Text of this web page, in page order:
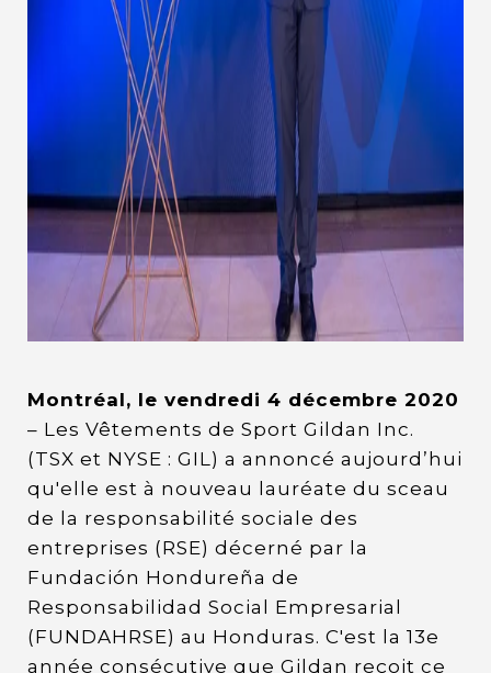
Montréal, le vendredi 4 décembre 2020
– Les Vêtements de Sport Gildan Inc.
(TSX et NYSE : GIL) a annoncé aujourd’hui
qu'elle est à nouveau lauréate du sceau
de la responsabilité sociale des
entreprises (RSE) décerné par la
Fundación Hondureña de
Responsabilidad Social Empresarial
(FUNDAHRSE) au Honduras. C'est la 13e
année consécutive que Gildan reçoit ce